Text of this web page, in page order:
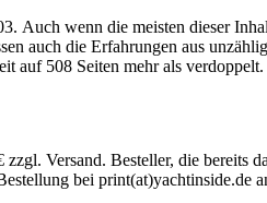
Auch wenn die meisten dieser
auch die Erfahrungen aus
auf 508 Seiten mehr als
Versand. Besteller, die
bei print(at)yachtinside.de